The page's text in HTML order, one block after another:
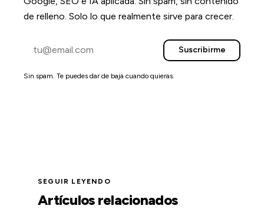
de relleno. Solo lo que realmente sirve para crecer.
Suscribirme
Sin spam. Te puedes dar de baja cuando quieras.
SEGUIR LEYENDO
Artículos relacionados